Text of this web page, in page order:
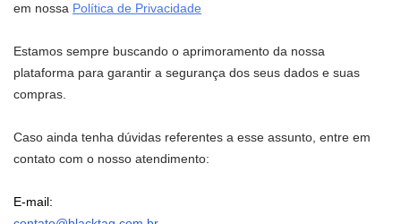
em nossa Política de Privacidade
Estamos sempre buscando o aprimoramento da nossa
plataforma para garantir a segurança dos seus dados e suas
compras.
Caso ainda tenha dúvidas referentes a esse assunto, entre em
contato com o nosso atendimento:
E-mail: